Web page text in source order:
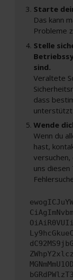
Starte
Das kann
Probleme
Stelle
sind.
Veraltete
dass
Wende
Wenn du
hast,
versuchen,
uns diesen